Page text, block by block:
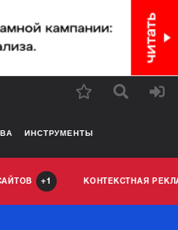
ИНСТРУМЕНТЫ
1 КОНТЕКСТНАЯ